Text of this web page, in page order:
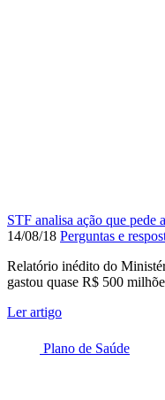
STF analisa ação que pede
14/08/18 Perguntas e
Relatório inédito do
gastou quase R$ 500
Ler artigo
Plano de Saúde